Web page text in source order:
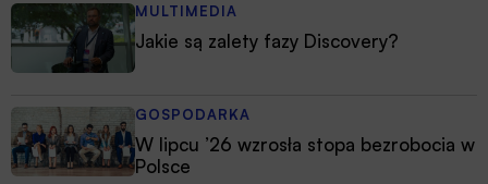
MULTIMEDIA
Jakie są zalety fazy Discovery?
GOSPODARKA
W lipcu ’26 wzrosła stopa bezrobocia w
Polsce